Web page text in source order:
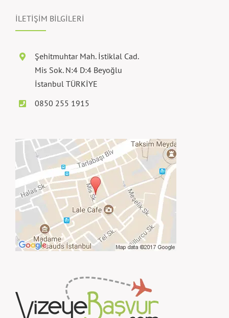
İLETİŞİM BİLGİLERİ
Şehitmuhtar Mah. İstiklal Cad.
Mis Sok. N:4 D:4 Beyoğlu
İstanbul TÜRKİYE
0850 255 1915